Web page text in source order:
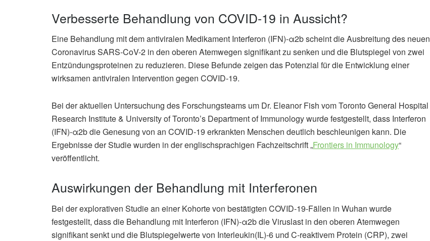
Verbesserte Behandlung von COVID-19 in Aussicht?
Eine Behandlung mit dem antiviralen Medikament Interferon (IFN)-α2b scheint die Ausbreitung des neuen
Coronavirus SARS-CoV-2 in den oberen Atemwegen signifikant zu senken und die Blutspiegel von zwei
Entzündungsproteinen zu reduzieren. Diese Befunde zeigen das Potenzial für die Entwicklung einer
wirksamen antiviralen Intervention gegen COVID-19.
Bei der aktuellen Untersuchung des Forschungsteams um Dr. Eleanor Fish vom Toronto General Hospital
Research Institute & University of Toronto’s Department of Immunology wurde festgestellt, dass Interferon
(IFN)-α2b die Genesung von an COVID-19 erkrankten Menschen deutlich beschleunigen kann. Die
Ergebnisse der Studie wurden in der englischsprachigen Fachzeitschrift „Frontiers in Immunology“
veröffentlicht.
Auswirkungen der Behandlung mit Interferonen
Bei der explorativen Studie an einer Kohorte von bestätigten COVID-19-Fällen in Wuhan wurde
festgestellt, dass die Behandlung mit Interferon (IFN)-α2b die Viruslast in den oberen Atemwegen
signifikant senkt und die Blutspiegelwerte von Interleukin(IL)-6 und C-reaktivem Protein (CRP), zwei